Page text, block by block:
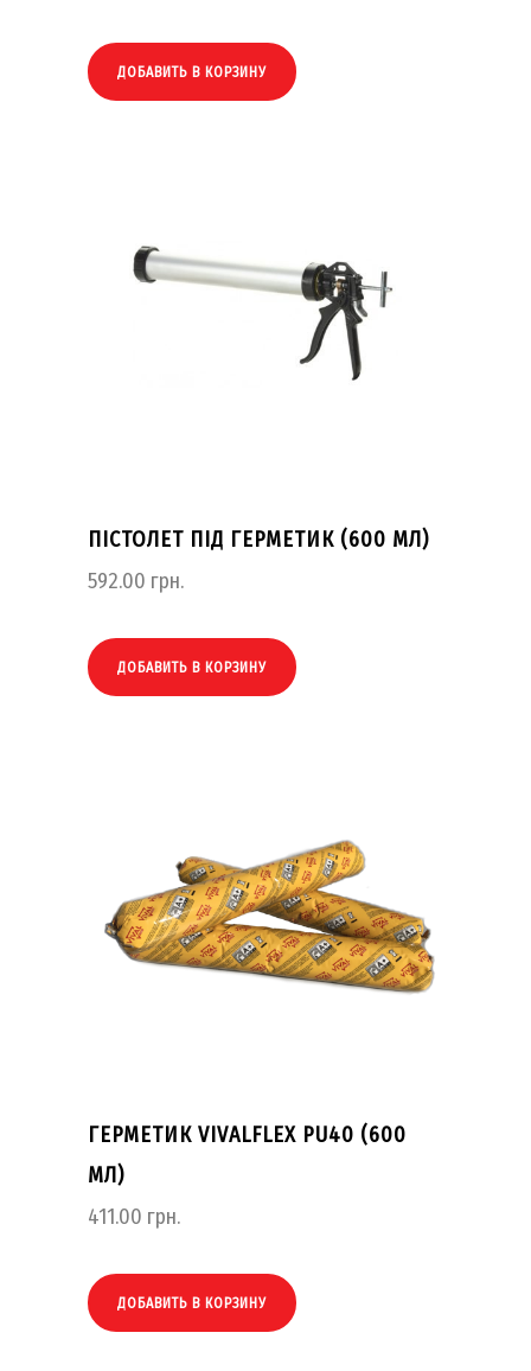
ДОБАВИТЬ В КОРЗИНУ
ПІСТОЛЕТ ПІД ГЕРМЕТИК (600 МЛ)
592.00 грн.
ДОБАВИТЬ В КОРЗИНУ
ГЕРМЕТИК VIVALFLEX PU40 (600
МЛ)
411.00 грн.
ДОБАВИТЬ В КОРЗИНУ